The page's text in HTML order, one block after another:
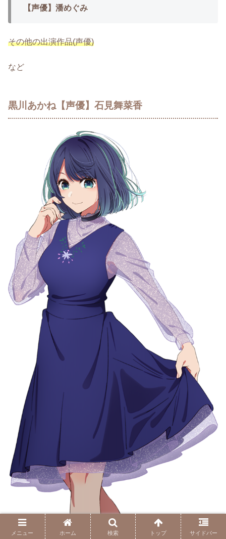
【声優】潘めぐみ
その他の出演作品(声優)
など
黒川あかね【声優】石見舞菜香
メニュー ホーム 検索 トップ サイドバー